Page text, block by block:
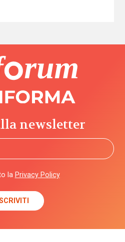
newsletter
la Privacy Policy